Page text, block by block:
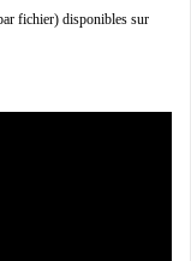
fichier) disponibles sur